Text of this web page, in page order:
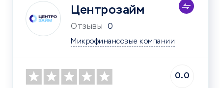
Центрозайм
Отзывы 0
Микрофинансовые компании
0.0